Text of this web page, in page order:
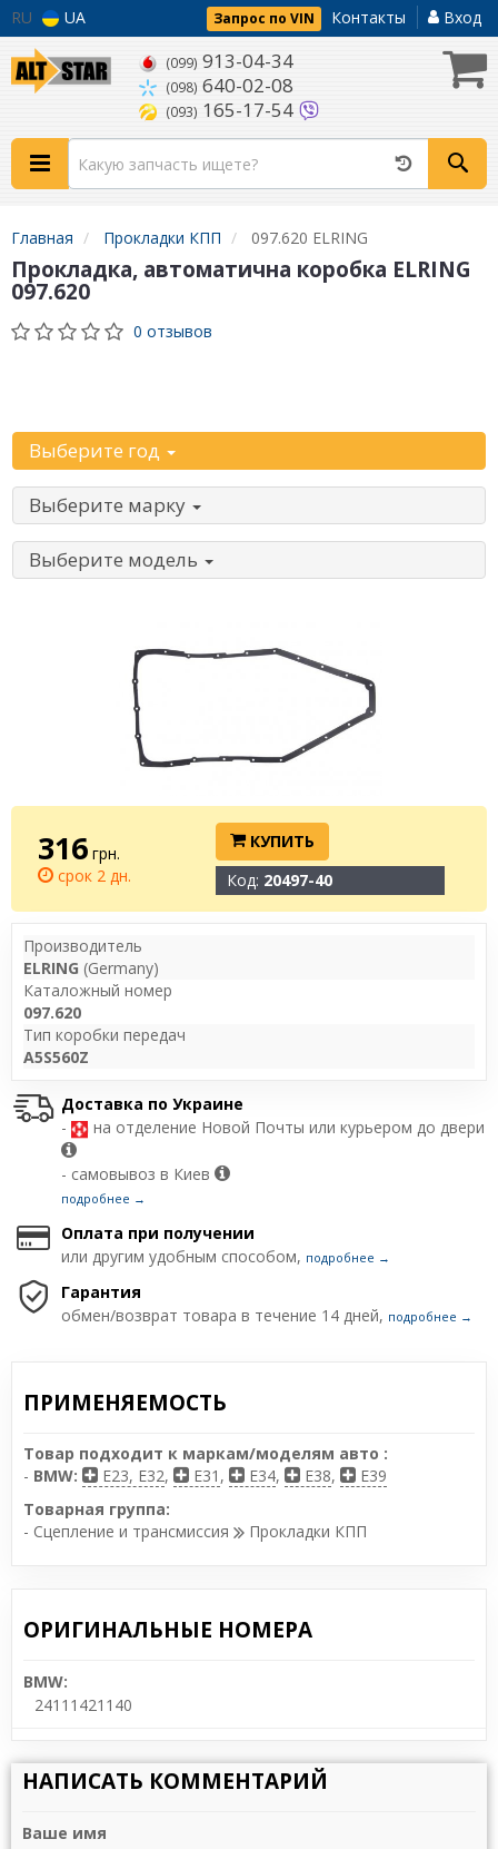
RU UA Запрос по VIN Контакты Вход
(099) 913-04-34
(098) 640-02-08
(093) 165-17-54
Главная Прокладки КПП 097.620 ELRING
Прокладка, автоматична коробка ELRING
097.620
0 отзывов
Выберите год
Выберите марку
Выберите модель
316 грн.
срок 2 дн.
КУПИТЬ
Код: 20497-40
Производитель
ELRING (Germany)
Каталожный номер
097.620
Тип коробки передач
A5S560Z
Доставка по Украине
-
на отделение Новой Почты или курьером до двери
- самовывоз в Киев
подробнее →
Оплата при получении
или другим удобным способом, подробнее →
Гарантия
обмен/возврат товара в течение 14 дней, подробнее →
ПРИМЕНЯЕМОСТЬ
Товар подходит к маркам/моделям авто :
- BMW: E23, E32, E31 , E34, E38,
E39
Товарная группа:
- Сцепление и трансмиссия
Прокладки КПП
ОРИГИНАЛЬНЫЕ НОМЕРА
BMW:
24111421140
НАПИСАТЬ КОММЕНТАРИЙ
Ваше имя